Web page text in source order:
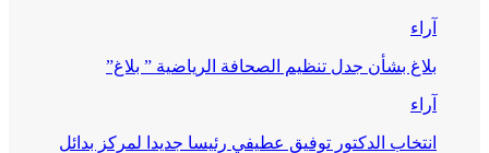
آراء
بلاغ بشأن جدل تنظيم الصحافة الرياضية ” بلاغ”
آراء
انتخاب الدكتور توفيق عطيفي رئيسا جديدا لمركز بدائل